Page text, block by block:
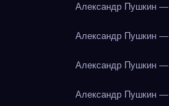
Александр Пушкин —
Александр Пушкин —
Александр Пушкин —
Александр Пушкин —